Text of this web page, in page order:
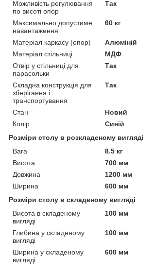
Можливість регулювання
по висоті опор
Так
Максимально допустиме
навантаження
60 кг
Матеріал каркасу (опор)
Алюміній
Матеріал стільниці
МДФ
Отвір у стільниці для
парасольки
Так
Складна конструкція для
зберігання і
транспортування
Так
Стан
Новий
Колір
Синій
Розміри столу в розкладеному вигляді
Вага
8.5 кг
Висота
700 мм
Довжина
1200 мм
Ширина
600 мм
Розміри столу в складеному вигляді
Висота в складеному
вигляді
100 мм
Глибина у складеному
вигляді
100 мм
Ширина у складеному
вигляді
600 мм